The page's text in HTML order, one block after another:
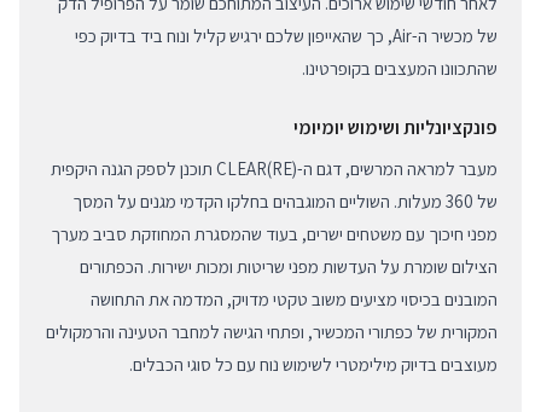
של מכשיר ה-Air, כך שהאייפון שלכם ירגיש קליל ונוח ביד בדיוק כפי
שהתכוונו המעצבים בקופרטינו.
פונקציונליות ושימוש יומיומי
מעבר למראה המרשים, דגם ה-(RE)CLEAR תוכנן לספק הגנה היקפית
של 360 מעלות. השוליים המוגבהים בחלקו הקדמי מגנים על המסך
מפני חיכוך עם משטחים ישרים, בעוד שהמסגרת המחוזקת סביב מערך
הצילום שומרת על העדשות מפני שריטות ומכות ישירות. הכפתורים
המובנים בכיסוי מציעים משוב טקטי מדויק, המדמה את התחושה
המקורית של כפתורי המכשיר, ופתחי הגישה למחבר הטעינה והרמקולים
מעוצבים בדיוק מילימטרי לשימוש נוח עם כל סוגי הכבלים.